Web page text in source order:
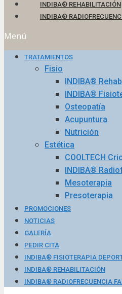
INDIBA® REHABILITACIÓN
INDIBA®
Menú
TRATAMIENTOS
Fisio
INDIBA®
INDIBA®
Osteopatía
Acupuntura
Nutrición
Estética
COOLTECH
INDIBA®
Mesoterapia
Presoterapia
PROMOCIONES
NOTICIAS
GALERÍA
PEDIR CITA
INDIBA® FISIOTERAPIA
INDIBA® REHABILITACIÓN
INDIBA® RADIOFRECUENCIA